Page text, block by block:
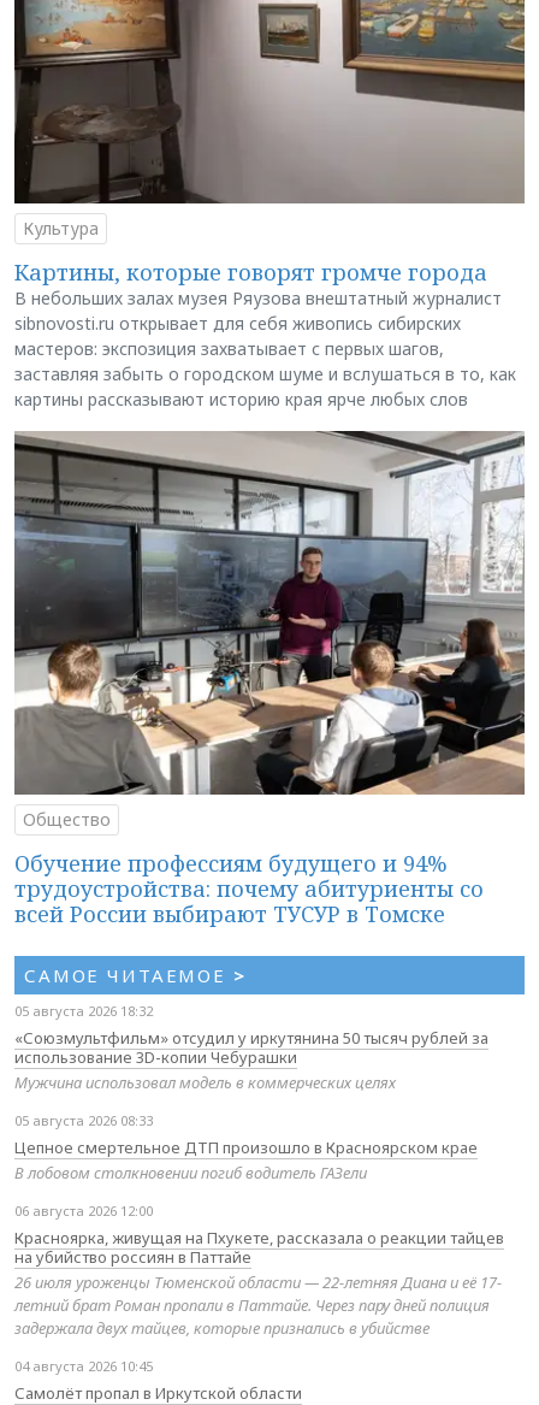
Культура
Картины, которые говорят громче города
В небольших залах музея Ряузова внештатный журналист
sibnovosti.ru открывает для себя живопись сибирских
мастеров: экспозиция захватывает с первых шагов,
заставляя забыть о городском шуме и вслушаться в то, как
картины рассказывают историю края ярче любых слов
Общество
Обучение профессиям будущего и 94%
трудоустройства: почему абитуриенты со
всей России выбирают ТУСУР в Томске
САМОЕ ЧИТАЕМОЕ >
05 августа 2026 18:32
«Союзмультфильм» отсудил у иркутянина 50 тысяч рублей за
использование 3D-копии Чебурашки
Мужчина использовал модель в коммерческих целях
05 августа 2026 08:33
Цепное смертельное ДТП произошло в Красноярском крае
В лобовом столкновении погиб водитель ГАЗели
06 августа 2026 12:00
Красноярка, живущая на Пхукете, рассказала о реакции тайцев
на убийство россиян в Паттайе
26 июля уроженцы Тюменской области — 22-летняя Диана и её 17-
летний брат Роман пропали в Паттайе. Через пару дней полиция
задержала двух тайцев, которые признались в убийстве
04 августа 2026 10:45
Самолёт пропал в Иркутской области